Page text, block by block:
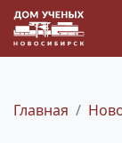
Главная